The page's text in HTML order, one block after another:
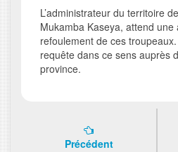
L’administrateur du territoire
Mukamba Kaseya, attend une
refoulement de ces
requête dans ce sens auprès
province.
Précédent